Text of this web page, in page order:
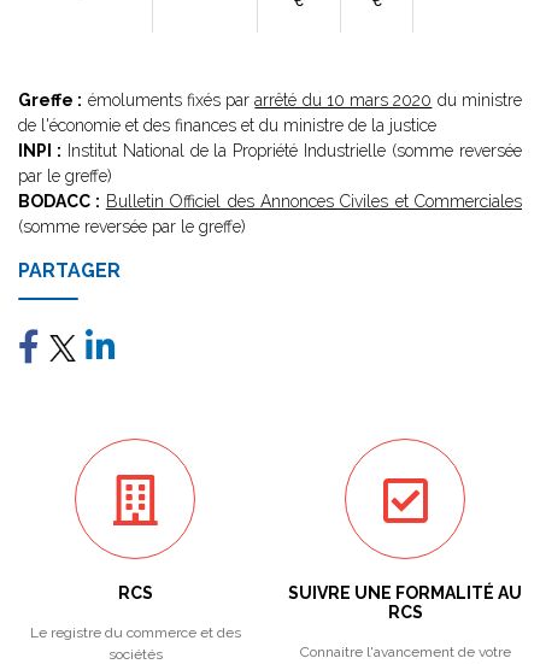
Greffe : émoluments fixés pararrêté du 10 mars 2020 du ministre
de l'économie et des finances et du ministre de la justice
INPI : Institut National de la Propriété Industrielle (somme reversée
par le greffe)
BODACC : Bulletin Officiel des Annonces Civiles et Commerciales
(somme reversée par le greffe)
PARTAGER
RCS
Le registre du commerce et des
sociétés
SUIVRE UNE FORMALITÉ AU
RCS
Connaitre l'avancement de votre